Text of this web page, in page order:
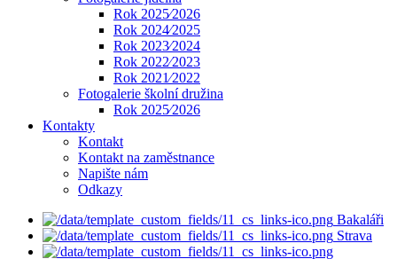
Rok 2025⁄2026
Rok 2024⁄2025
Rok 2023⁄2024
Rok 2022⁄2023
Rok 2021⁄2022
Fotogalerie školní družina
Rok 2025⁄2026
Kontakty
Kontakt
Kontakt na zaměstnance
Napište nám
Odkazy
Bakaláři
Strava